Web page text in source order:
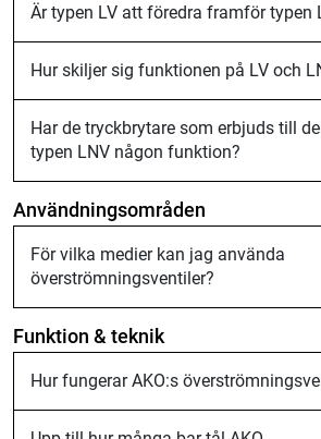
Är typen LV att föredra framför typen
Hur skiljer sig funktionen på LV och
Har de tryckbrytare som erbjuds till
typen LNV någon funktion?
Användningsområden
För vilka medier kan jag använda
överströmningsventiler?
Funktion & teknik
Hur fungerar AKO:s